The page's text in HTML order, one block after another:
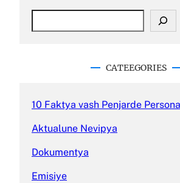
CATEEGORIES
10 Faktya vash Penjarde
Aktualune Nevipya
Dokumentya
Emisiye